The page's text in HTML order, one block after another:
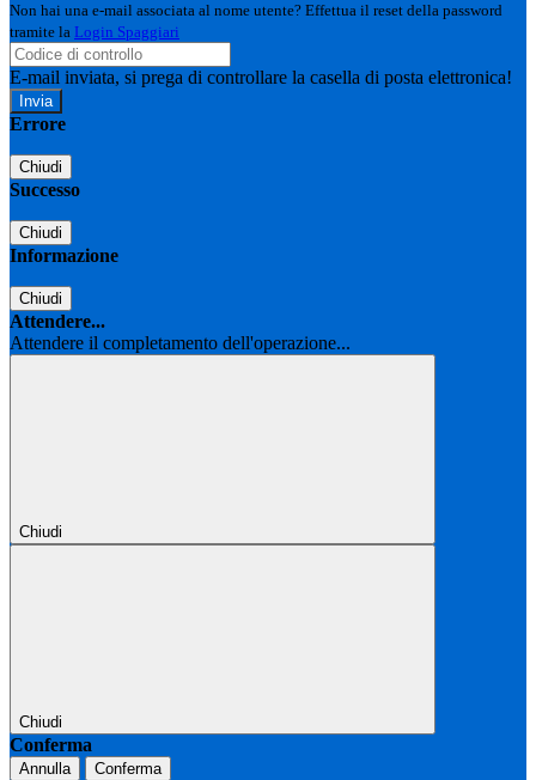
Non hai una e-mail associata al nome utente? Effettua il reset della password
tramite la Login Spaggiari
E-mail inviata, si prega di controllare la casella di posta elettronica!
Errore
Chiudi
Successo
Chiudi
Informazione
Chiudi
Attendere...
Attendere il completamento dell'operazione...
Chiudi
Chiudi
Conferma
Annulla Conferma